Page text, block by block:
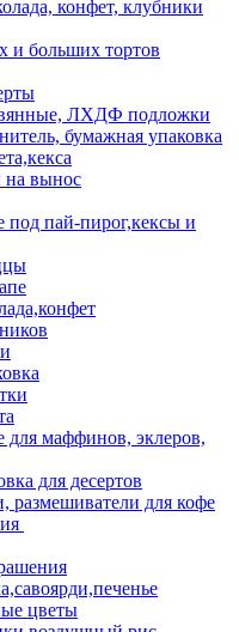
конфет, клубники
и больших тортов
ЛХДФ подложки
бумажная упаковка
на вынос
пай-пирог,кексы и
маффинов, эклеров,
для десертов
для кофе
цветы